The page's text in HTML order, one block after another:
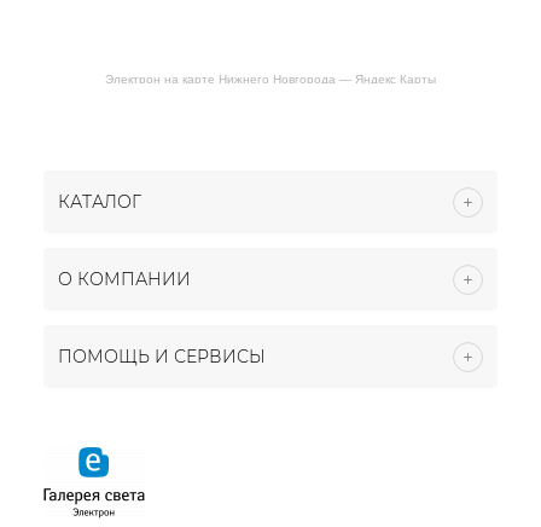
Электрон на карте Нижнего Новгорода — Яндекс Карты
КАТАЛОГ
О КОМПАНИИ
ПОМОЩЬ И СЕРВИСЫ